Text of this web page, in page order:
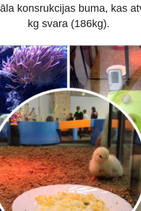
konsrukcijas buma, kas
kg svara (186kg).